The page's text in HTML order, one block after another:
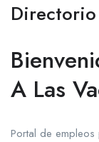
A Las
Portal de empleos